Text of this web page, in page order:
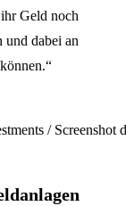
Geld noch
und dabei an
/ Screenshot